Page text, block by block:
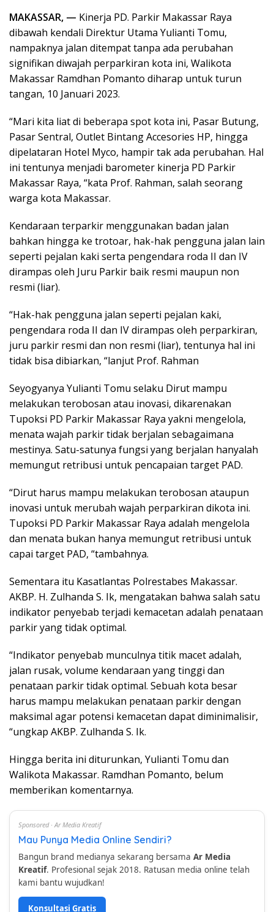
MAKASSAR, — Kinerja PD. Parkir Makassar Raya
dibawah kendali Direktur Utama Yulianti Tomu,
nampaknya jalan ditempat tanpa ada perubahan
signifikan diwajah perparkiran kota ini, Walikota
Makassar Ramdhan Pomanto diharap untuk turun
tangan, 10 Januari 2023.
“Mari kita liat di beberapa spot kota ini, Pasar Butung,
Pasar Sentral, Outlet Bintang Accesories HP, hingga
dipelataran Hotel Myco, hampir tak ada perubahan. Hal
ini tentunya menjadi barometer kinerja PD Parkir
Makassar Raya, “kata Prof. Rahman, salah seorang
warga kota Makassar.
Kendaraan terparkir menggunakan badan jalan
bahkan hingga ke trotoar, hak-hak pengguna jalan lain
seperti pejalan kaki serta pengendara roda II dan IV
dirampas oleh Juru Parkir baik resmi maupun non
resmi (liar).
“Hak-hak pengguna jalan seperti pejalan kaki,
pengendara roda II dan IV dirampas oleh perparkiran,
juru parkir resmi dan non resmi (liar), tentunya hal ini
tidak bisa dibiarkan, “lanjut Prof. Rahman
Seyogyanya Yulianti Tomu selaku Dirut mampu
melakukan terobosan atau inovasi, dikarenakan
Tupoksi PD Parkir Makassar Raya yakni mengelola,
menata wajah parkir tidak berjalan sebagaimana
mestinya. Satu-satunya fungsi yang berjalan hanyalah
memungut retribusi untuk pencapaian target PAD.
“Dirut harus mampu melakukan terobosan ataupun
inovasi untuk merubah wajah perparkiran dikota ini.
Tupoksi PD Parkir Makassar Raya adalah mengelola
dan menata bukan hanya memungut retribusi untuk
capai target PAD, “tambahnya.
Sementara itu Kasatlantas Polrestabes Makassar.
AKBP. H. Zulhanda S. Ik, mengatakan bahwa salah satu
indikator penyebab terjadi kemacetan adalah penataan
parkir yang tidak optimal.
“Indikator penyebab munculnya titik macet adalah,
jalan rusak, volume kendaraan yang tinggi dan
penataan parkir tidak optimal. Sebuah kota besar
harus mampu melakukan penataan parkir dengan
maksimal agar potensi kemacetan dapat diminimalisir,
“ungkap AKBP. Zulhanda S. Ik.
Hingga berita ini diturunkan, Yulianti Tomu dan
Walikota Makassar. Ramdhan Pomanto, belum
memberikan komentarnya.
Sponsored · Ar Media Kreatif
Mau Punya Media Online Sendiri?
Bangun brand medianya sekarang bersama Ar Media
Kreatif. Profesional sejak 2018. Ratusan media online telah
kami bantu wujudkan!
Konsultasi Gratis